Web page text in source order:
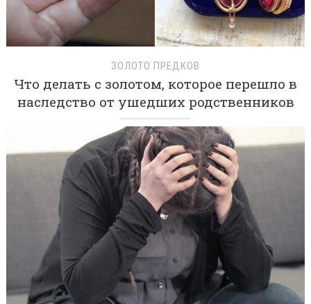
ЗОЛОТО ПРЕДКОВ
Что делать с золотом, которое перешло в
наследство от ушедших родственников